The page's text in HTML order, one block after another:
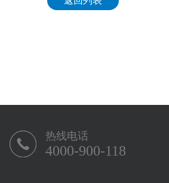
热线电话
4000-900-118